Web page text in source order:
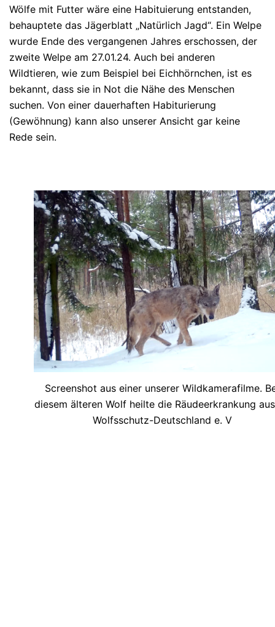
Wölfe mit Futter wäre eine Habituierung entstanden,
behauptete das Jägerblatt „Natürlich Jagd“. Ein Welpe
wurde Ende des vergangenen Jahres erschossen, der
zweite Welpe am 27.01.24. Auch bei anderen
Wildtieren, wie zum Beispiel bei Eichhörnchen, ist es
bekannt, dass sie in Not die Nähe des Menschen
suchen. Von einer dauerhaften Habiturierung
(Gewöhnung) kann also unserer Ansicht gar keine
Rede sein.
Screenshot aus einer unserer Wildkamerafilme.
diesem älteren Wolf heilte die Räudeerkrankung
Wolfsschutz-Deutschland e. V